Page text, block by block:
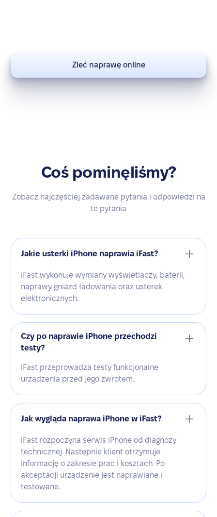
Zleć naprawę online
Coś pominęliśmy?
Zobacz najczęściej zadawane pytania i odpowiedzi na
te pytania
Jakie usterki iPhone naprawia iFast?
iFast wykonuje wymiany wyświetlaczy, baterii,
naprawy gniazd ładowania oraz usterek
elektronicznych.
Czy po naprawie iPhone przechodzi
testy?
iFast przeprowadza testy funkcjonalne
urządzenia przed jego zwrotem.
Jak wygląda naprawa iPhone w iFast?
iFast rozpoczyna serwis iPhone od diagnozy
technicznej. Następnie klient otrzymuje
informację o zakresie prac i kosztach. Po
akceptacji urządzenie jest naprawiane i
testowane.